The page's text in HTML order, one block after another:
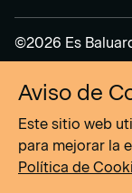
©2026 Es
Aviso Legal
Política de
Política de
Aviso de
Este sitio web
para mejorar la
Política de